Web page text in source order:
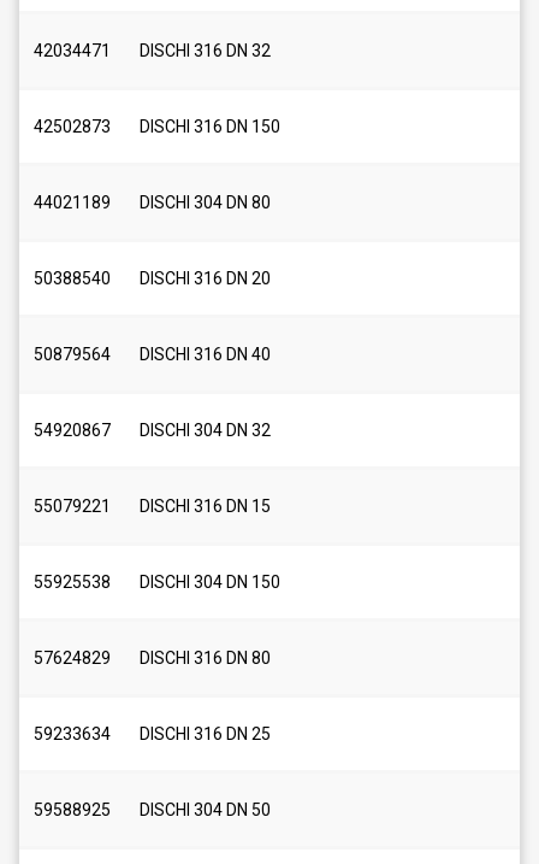
42034471 DISCHI 316 DN 32
42502873 DISCHI 316 DN 150
44021189 DISCHI 304 DN 80
50388540 DISCHI 316 DN 20
50879564 DISCHI 316 DN 40
54920867 DISCHI 304 DN 32
55079221 DISCHI 316 DN 15
55925538 DISCHI 304 DN 150
57624829 DISCHI 316 DN 80
59233634 DISCHI 316 DN 25
59588925 DISCHI 304 DN 50